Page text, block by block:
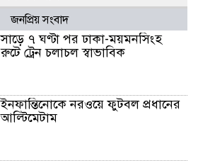
জনপ্রিয় সংবাদ
সাড়ে ৭ ঘণ্টা পর ঢাকা-ময়মনসিংহ
রুটে ট্রেন চলাচল স্বাভাবিক
ইনফান্তিনোকে নরওয়ে ফুটবল প্রধানের
আল্টিমেটাম